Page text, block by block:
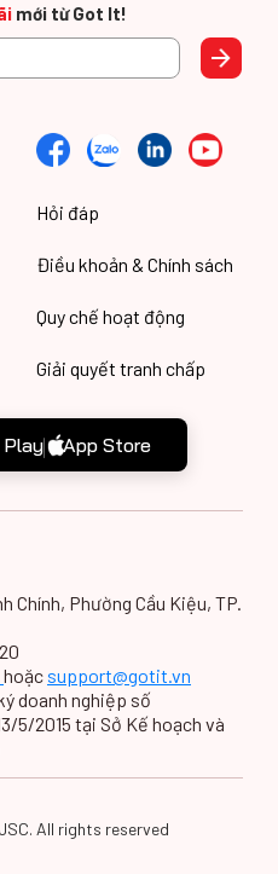
mới từ Got It!
Hỏi đáp
Điều khoản & Chính sách
Quy chế hoạt động
Giải quyết tranh chấp
Play App Store
Chính, Phường Cầu Kiệu, TP.
hoặc support@gotit.vn
doanh nghiệp số
5/2015 tại Sở Kế hoạch và
All rights reserved